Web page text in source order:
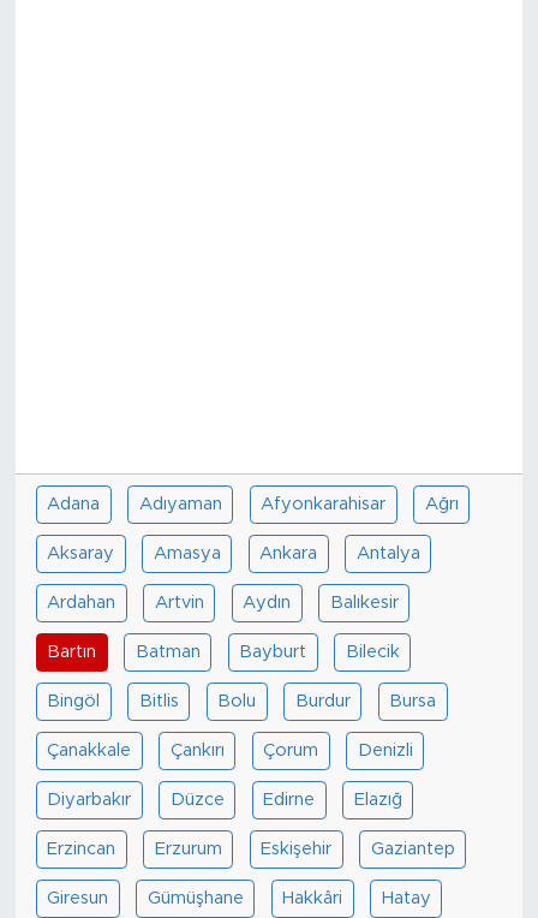
Adana Adıyaman Afyonkarahisar Ağrı
Aksaray Amasya Ankara Antalya
Ardahan Artvin Aydın Balıkesir
Bartın Batman Bayburt Bilecik
Bingöl Bitlis Bolu Burdur Bursa
Çanakkale Çankırı Çorum Denizli
Diyarbakır Düzce Edirne Elazığ
Erzincan Erzurum Eskişehir Gaziantep
Giresun Gümüşhane Hakkâri Hatay